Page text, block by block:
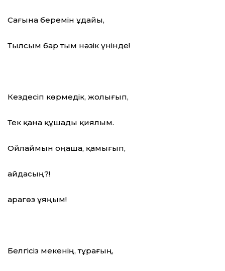
Сағына беремін ұдайы,
Тылсым бар тым нәзік үнінде!
Кездесіп көрмедік, жолығып,
Тек қана құшады қиялым.
Ойлаймын оңаша, қамығып,
Қайдасың?!
Қарагөз ұяңым!
Белгісіз мекенің, тұрағың,